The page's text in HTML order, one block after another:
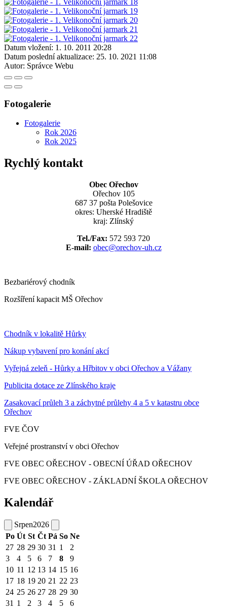
Datum vložení: 1. 10. 2011 20:28
Datum poslední aktualizace: 25. 10. 2021 11:08
Autor: Správce Webu
Fotogalerie
Fotogalerie
Rok 2026
Rok 2025
Rychlý kontakt
Obec Ořechov
Ořechov 105
687 37 pošta Polešovice
okres: Uherské Hradiště
kraj: Zlínský
Tel./Fax: 572 593 720
E-mail: obec@orechov-uh.cz
Bezbariérový chodník
Rozšíření kapacit MŠ Ořechov
Chodník v lokalitě Hůrky
Nákup vybavení pro konání akcí
Vyřejná zeleň - Hůrky a Hřbitov v obci Ořechov a Vážany
Publicita dotace ze Zlínského kraje
Zasakovací průleh 3 a záchytné průlehy 4 a 5 v katastru obce
Ořechov
FVE ČOV
Veřejné prostranství v obci Ořechov
FVE OBEC OŘECHOV - OBECNÍ ÚŘAD OŘECHOV
FVE OBEC OŘECHOV - ZÁKLADNÍ ŠKOLA OŘECHOV
Kalendář
Srpen2026
Po Út St Čt Pá So Ne
27 28 29 30 31 1
2
3
4 5 6 7 8
9
10 11 12 13 14 15 16
17 18 19 20 21 22 23
24 25 26 27 28 29 30
31 1 2 3 4 5 6